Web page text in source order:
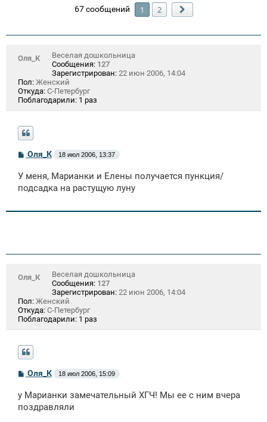
67 сообщений 1 2
Оля_К
Веселая дошкольница
Сообщения: 127
Зарегистрирован: 22 июн 2006, 14:04
Пол: Женский
Откуда: С-Петербург
Поблагодарили: 1 раз
С
б
щ
е
и
Оля_К 18 июл 2006, 13:37
У меня, Марианки и Елены получается пункция/
подсадка на растущую луну
Оля_К
Веселая дошкольница
Сообщения: 127
Зарегистрирован: 22 июн 2006, 14:04
Пол: Женский
Откуда: С-Петербург
Поблагодарили: 1 раз
С
б
щ
Оля_К 18 июл 2006, 15:09
у Марианки замечательный ХГЧ! Мы ее с ним вчера
поздравляли